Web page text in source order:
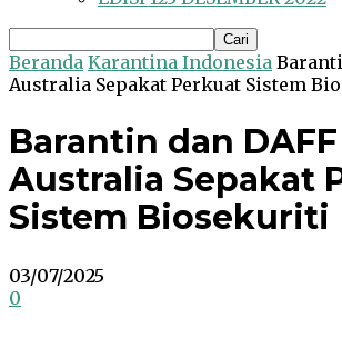
Beranda Karantina Indonesia
Australia Sepakat Perkuat Sistem
Barantin dan DAFF
Australia Sepakat
Sistem Biosekuriti
03/07/2025
0